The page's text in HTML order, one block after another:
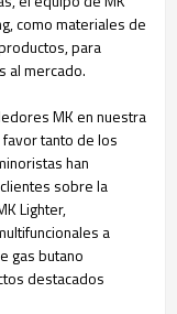
como materiales de
para
al mercado.
MK en nuestra
tanto de los
han
sobre la
Lighter,
a
gas butano
destacados